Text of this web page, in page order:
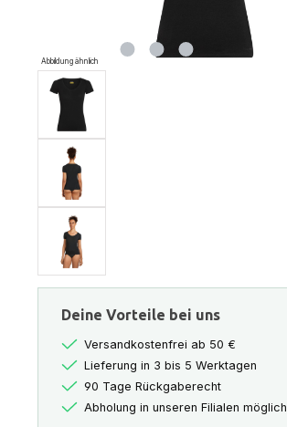
Abbildung ähnlich
Deine Vorteile bei uns
Versandkostenfrei ab 50 €
Lieferung in 3 bis 5 Werktagen
90 Tage Rückgaberecht
Abholung in unseren Filialen möglich